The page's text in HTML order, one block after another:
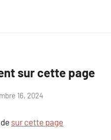
sur cette page
16, 2024
sur cette page